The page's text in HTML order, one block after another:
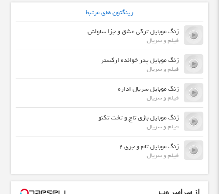
رینگتون های مرتبط
زنگ موبایل ترکی عشق و جزا ساواش
فیلم و سریال
زنگ موبایل پدر خوانده ارکستر
فیلم و سریال
زنگ موبایل سریال اداره
فیلم و سریال
زنگ موبایل بازی تاج و تخت تکنو
فیلم و سریال
زنگ موبایل تام و جری 2
فیلم و سریال